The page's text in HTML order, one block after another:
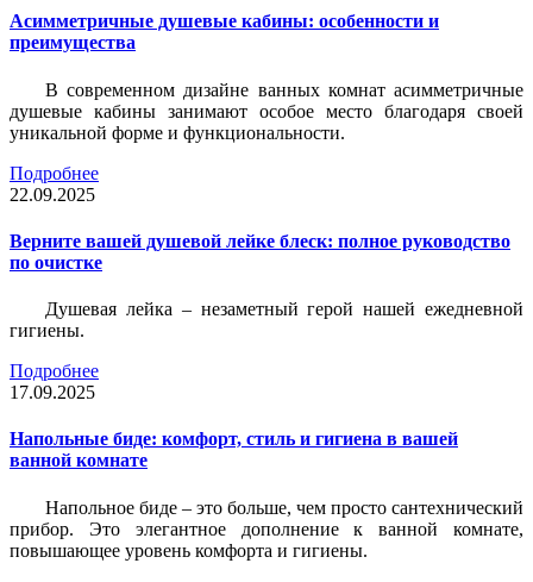
Асимметричные душевые кабины: особенности и
преимущества
В современном дизайне ванных комнат асимметричные
душевые кабины занимают особое место благодаря своей
уникальной форме и функциональности.
Подробнее
22.09.2025
Верните вашей душевой лейке блеск: полное руководство
по очистке
Душевая лейка – незаметный герой нашей ежедневной
гигиены.
Подробнее
17.09.2025
Напольные биде: комфорт, стиль и гигиена в вашей
ванной комнате
Напольное биде – это больше, чем просто сантехнический
прибор. Это элегантное дополнение к ванной комнате,
повышающее уровень комфорта и гигиены.